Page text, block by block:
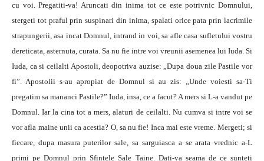
cu voi. Pregatiti-va! Aruncati din inima tot ce este potrivnic Domnului,
stergeti tot praful prin suspinari din inima, spalati orice pata prin lacrimile
strapungerii, asa incat Domnul, intrand in voi, sa afle casa sufletului vostru
dereticata, asternuta, curata. Sa nu fie intre voi vreunii asemenea lui Iuda. Si
Iuda, ca si ceilalti Apostoli, deopotriva auzise: „Dupa doua zile Pastile vor
fi”. Apostolii s-au apropiat de Domnul si au zis: „Unde voiesti sa-Ti
pregatim sa mananci Pastile?” Iuda, insa, ce a facut? A mers si L-a vandut pe
Domnul. Iar la cina tot a mers, alaturi de ceilalti. Nu cumva si intre voi se
vor afla maine unii ca acestia? O, sa nu fie! Inca mai este vreme. Mergeti; si
fiecare, dupa masura puterilor sale, sa sarguiasca a se arata vrednic a-L
primi pe Domnul prin Sfintele Sale Taine. Dati-va seama de ce sunteti